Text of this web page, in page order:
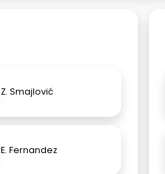
Z. Smajlović
E. Fernandez